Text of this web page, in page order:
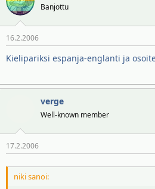
Banjottu
16.2.2006
Kielipariksi espanja-englanti ja
verge
Well-known member
17.2.2006
niki sanoi: